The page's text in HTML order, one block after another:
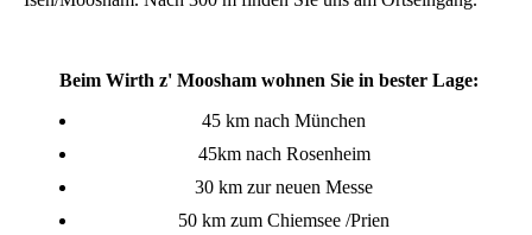
Beim Wirth z' Moosham wohnen Sie in bester Lage:
45 km nach München
45km nach Rosenheim
30 km zur neuen Messe
50 km zum Chiemsee /Prien